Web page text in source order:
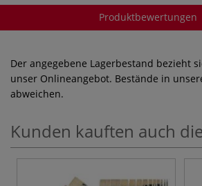
Produktbewertungen
Der angegebene Lagerbestand bezieht
unser Onlineangebot. Bestände in
abweichen.
Kunden kauften auch